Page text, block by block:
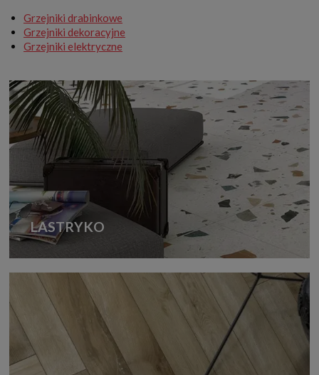
Grzejniki drabinkowe
Grzejniki dekoracyjne
Grzejniki elektryczne
LASTRYKO